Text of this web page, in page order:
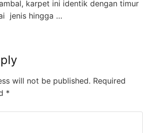
karpet ini identik dengan timur
jenis hingga …
will not be published. Required
*